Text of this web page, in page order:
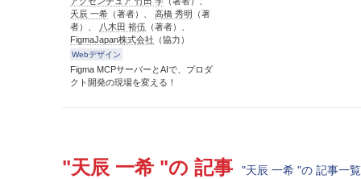
天辰 一希 （著者）、 高橋 秀明 （著
者）、
八木田 裕伍 （著者）、
FigmaJapan株式会社 （協力）
Webデザイン
Figma MCPサーバーとAIで、プロダ
クト開発の現場を変える！
"天辰 一希 "の 記事 "天辰 一希 "の 記事一